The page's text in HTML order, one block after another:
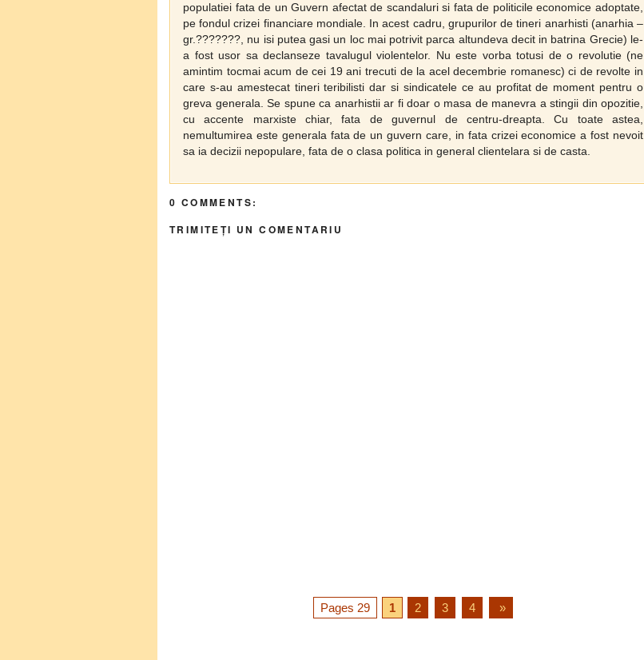
populatiei fata de un Guvern afectat de scandaluri si fata de politicile economice adoptate,
pe fondul crizei financiare mondiale. In acest cadru, grupurilor de tineri anarhisti (anarhia –
gr.???????, nu isi putea gasi un loc mai potrivit parca altundeva decit in batrina Grecie) le-
a fost usor sa declanseze tavalugul violentelor. Nu este vorba totusi de o revolutie (ne
amintim tocmai acum de cei 19 ani trecuti de la acel decembrie romanesc) ci de revolte in
care s-au amestecat tineri teribilisti dar si sindicatele ce au profitat de moment pentru o
greva generala. Se spune ca anarhistii ar fi doar o masa de manevra a stingii din opozitie,
cu accente marxiste chiar, fata de guvernul de centru-dreapta. Cu toate astea,
nemultumirea este generala fata de un guvern care, in fata crizei economice a fost nevoit
sa ia decizii nepopulare, fata de o clasa politica in general clientelara si de casta.
0 COMMENTS:
TRIMITEȚI UN COMENTARIU
Pages 29 1 2 3 4 »